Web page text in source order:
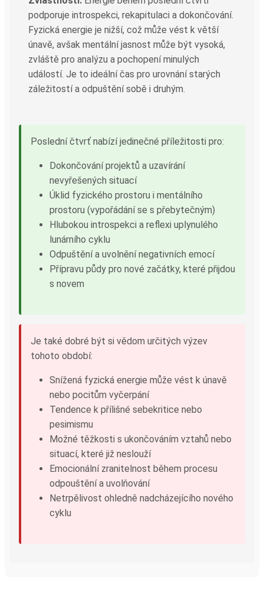
podporuje introspekci, rekapitulaci a dokončování.
Fyzická energie je nižší, což může vést k větší
únavě, avšak mentální jasnost může být vysoká,
zvláště pro analýzu a pochopení minulých
událostí. Je to ideální čas pro urovnání starých
záležitostí a odpuštění sobě i druhým.
Poslední čtvrť nabízí jedinečné příležitosti pro:
Dokončování projektů a uzavírání
nevyřešených situací
Úklid fyzického prostoru i mentálního
prostoru (vypořádání se s přebytečným)
Hlubokou introspekci a reflexi uplynulého
lunárního cyklu
Odpuštění a uvolnění negativních emocí
Přípravu půdy pro nové začátky, které přijdou
s novem
Je také dobré být si vědom určitých výzev
tohoto období:
Snížená fyzická energie může vést k únavě
nebo pocitům vyčerpání
Tendence k přílišné sebekritice nebo
pesimismu
Možné těžkosti s ukončováním vztahů nebo
situací, které již neslouží
Emocionální zranitelnost během procesu
odpouštění a uvolňování
Netrpělivost ohledně nadcházejícího nového
cyklu